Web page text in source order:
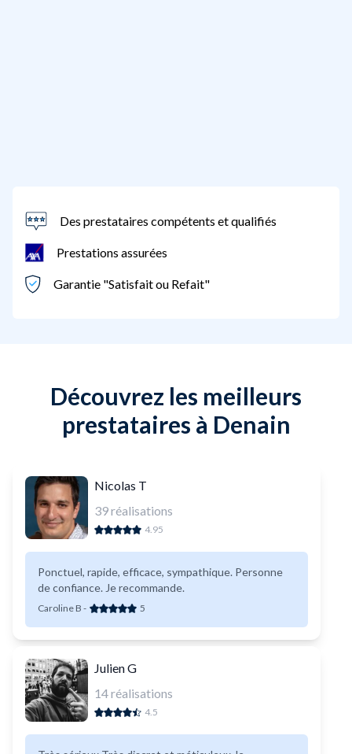
Des prestataires compétents et qualifiés
Prestations assurées
Garantie "Satisfait ou Refait"
Découvrez les meilleurs
prestataires à Denain
Nicolas T
39réalisations
4.95
Ponctuel, rapide, efficace, sympathique. Personne
de confiance. Je recommande.
Caroline B - 5
Julien G
14réalisations
4.5